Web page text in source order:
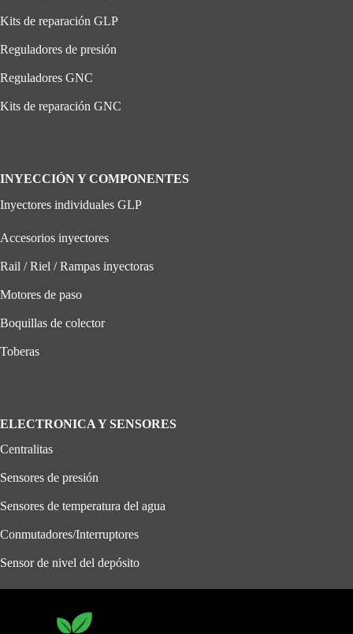
Kits de reparación GLP
Reguladores de presión
Reguladores GNC
Kits de reparación GNC
INYECCIÓN Y COMPONENTES
Inyectores individuales GLP
Accesorios inyectores
Rail / Riel / Rampas inyectoras
Motores de paso
Boquillas de colector
Toberas
ELECTRONICA Y SENSORES
Centralitas
Sensores de presión
Sensores de temperatura del agua
Conmutadores/Interruptores
Sensor de nivel del depósito